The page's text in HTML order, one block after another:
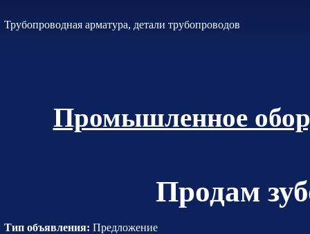
Трубопроводная арматура, детали трубопроводов
Промышленное
Продам
Тип объявления: Предложение